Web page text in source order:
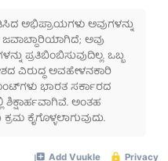
ಅಭಿಪ್ರಾಯಗಳು ಅವುಗಳನ್ನು
ಅವು
ಪ್ರತಿಬಿಂಬಿಸುವುದಿಲ್ಲ. ಒಬ್ಬ
ವಿರುದ್ಧ ಅವಹೇಳನಕಾರಿ
ಭಾರತ ಸರ್ಕಾರದ
ಅಂತಹ
ಕೈಗೊಳ್ಳಲಾಗುವುದು.